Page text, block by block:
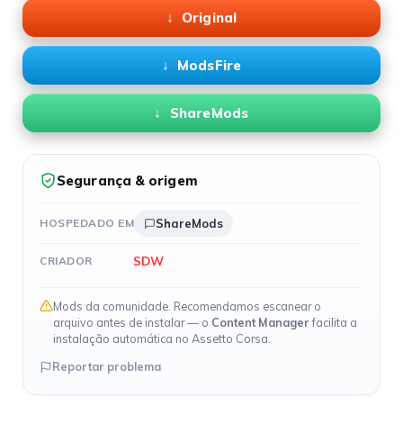
Original
ModsFire
ShareMods
Segurança & origem
HOSPEDADO EM ShareMods
CRIADOR SDW
Mods da comunidade. Recomendamos escanear o
arquivo antes de instalar — o Content Managerfacilita a
instalação automática no Assetto Corsa.
Reportar problema